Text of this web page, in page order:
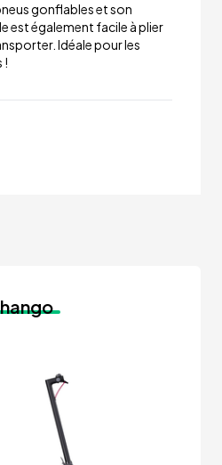
gonflables et son
est également facile à plier
Idéale pour les
!